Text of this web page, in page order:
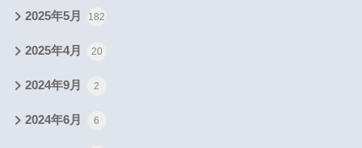
2025年5月 182
2025年4月 20
2024年9月 2
2024年6月 6